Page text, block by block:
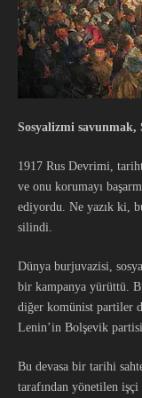
Sosyalizmi
1917 Rus Devrimi,
ve onu korumayı
ediyordu. Ne yazık ki,
silindi.
Dünya burjuvazisi,
bir kampanya yürüttü.
diğer komünist partiler
Lenin’in Bolşevik
Bu devasa bir tarihi
tarafından yönetilen